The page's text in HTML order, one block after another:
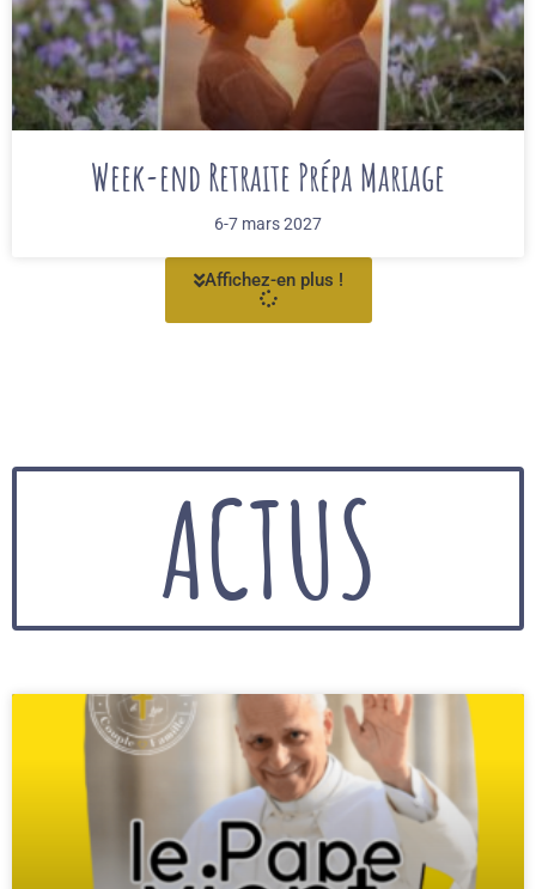
Week-end Retraite Prépa Mariage
6-7 mars 2027
Affichez-en plus !
ACTUS